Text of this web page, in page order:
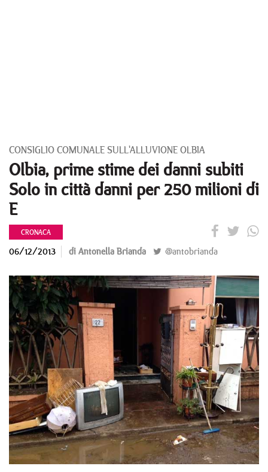
CONSIGLIO COMUNALE SULL'ALLUVIONE OLBIA
Olbia, prime stime dei danni subiti
Solo in città danni per 250 milioni di
E
CRONACA
06/12/2013 di Antonella Brianda @antobrianda